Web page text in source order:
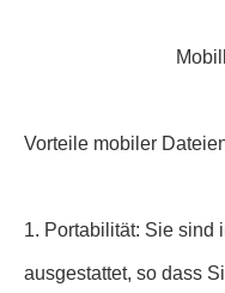
Vorteile mobiler
1. Portabilität: Sie sind
ausgestattet, so dass